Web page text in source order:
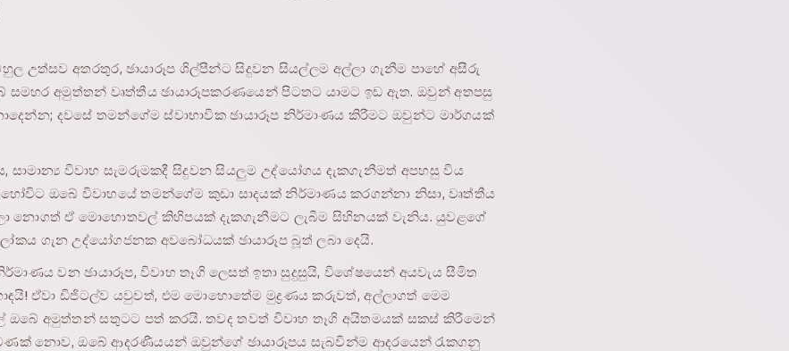
උත්සව අතරතුර, ඡායාරූප ශිල්පීන්ට සිදුවන සියල්ලම අල්ලා ගැනීම පාහේ අසීරු
සමහර අමුත්තන් වෘත්තීය ඡායාරූපකරණයෙන් පිටතට යාමට ඉඩ ඇත. ඔවුන් අතපසු
දවසේ තමන්ගේම ස්වාභාවික ඡායාරූප නිර්මාණය කිරීමට ඔවුන්ට මාර්ගයක්
සාමාන්‍ය විවාහ සැමරුමකදී සිදුවන සියලුම උද්යෝගය දැකගැනීමත් අපහසු විය
ඔබේ විවාහයේ තමන්ගේම කුඩා සාදයක් නිර්මාණය කරගන්නා නිසා, වෘත්තීය
නොගත් ඒ මොහොතවල් කිහිපයක් දැකගැනීමට ලැබීම සිහිනයක් වැනිය. යුවළගේ
ගැන උද්යෝගජනක අවබෝධයක් ඡායාරූප බූත් ලබා දෙයි.
වන ඡායාරූප, විවාහ තෑගි ලෙසත් ඉතා සුදුසුයි, විශේෂයෙන් අයවැය සීමිත
ඒවා ඩිජිටල්ව යවුවත්, එම මොහොතේම මුද්‍රණය කරුවත්, අල්ලාගත් මෙම
අමුත්තන් සතුටට පත් කරයි. තවද තවත් විවාහ තෑගි අයිතමයක් සකස් කිරීමෙන්
නොව, ඔබේ ආදරණීයයන් ඔවුන්ගේ ඡායාරූපය සැබවින්ම ආදරයෙන් රැකගනු